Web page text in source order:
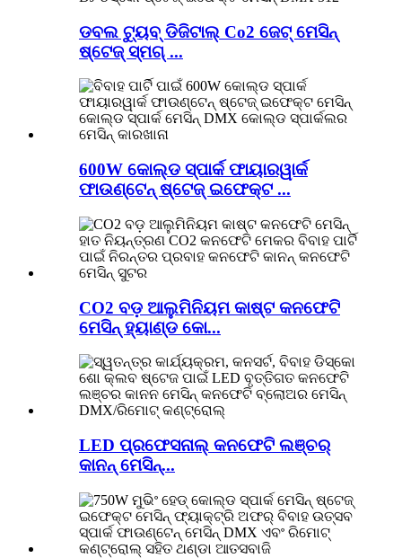
ଡବଲ ଟ୍ୟୁବ୍ ଡିଜିଟାଲ୍ Co2 ଜେଟ୍ ମେସିନ୍
ଷ୍ଟେଜ୍ ସ୍ମଗ୍ ...
600W କୋଲ୍ଡ ସ୍ପାର୍କ ଫାୟାରୱାର୍କ
ଫାଉଣ୍ଟେନ୍ ଷ୍ଟେଜ୍ ଇଫେକ୍ଟ ...
CO2 ବଡ଼ ଆଲୁମିନିୟମ କାଷ୍ଟ କନଫେଟି
ମେସିନ୍ ହ୍ୟାଣ୍ଡ କୋ...
LED ପ୍ରଫେସନାଲ୍ କନଫେଟି ଲଞ୍ଚର୍
କାନନ୍ ମେସିନ୍...